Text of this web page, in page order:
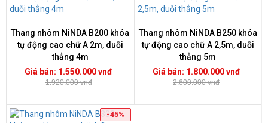
Thang nhôm NiNDA B200 khóa
tự động cao chữ A 2m, duỗi
thẳng 4m
Giá bán: 1.550.000 vnđ
1.920.000 vnđ
Thang nhôm NiNDA B250 khóa
tự động cao chữ A 2,5m, duỗi
thẳng 5m
Giá bán: 1.800.000 vnđ
2.600.000 vnđ
-45%